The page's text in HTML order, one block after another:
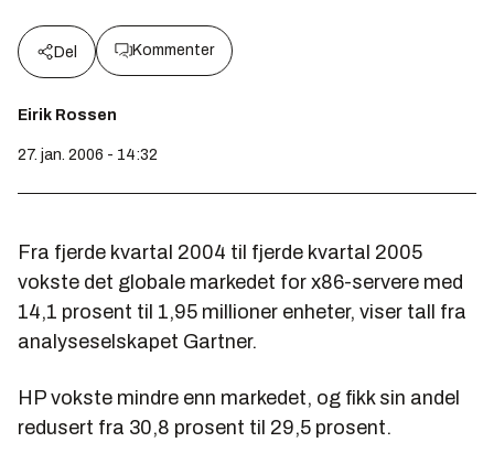
Del Kommenter
Eirik Rossen
27. jan. 2006 - 14:32
Fra fjerde kvartal 2004 til fjerde kvartal 2005
vokste det globale markedet for x86-servere med
14,1 prosent til 1,95 millioner enheter, viser tall fra
analyseselskapet Gartner.
HP vokste mindre enn markedet, og fikk sin andel
redusert fra 30,8 prosent til 29,5 prosent.